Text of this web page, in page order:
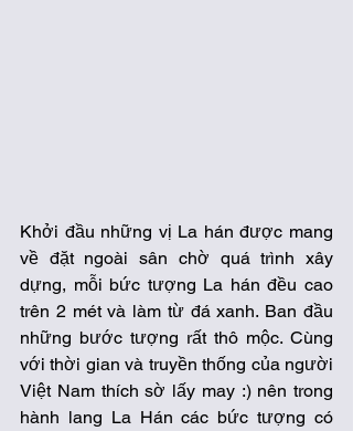
Khởi đầu những vị La hán được mang
về đặt ngoài sân chờ quá trình xây
dựng, mỗi bức tượng La hán đều cao
trên 2 mét và làm từ đá xanh. Ban đầu
những bước tượng rất thô mộc. Cùng
với thời gian và truyền thống của người
Việt Nam thích sờ lấy may :) nên trong
hành lang La Hán các bức tượng có